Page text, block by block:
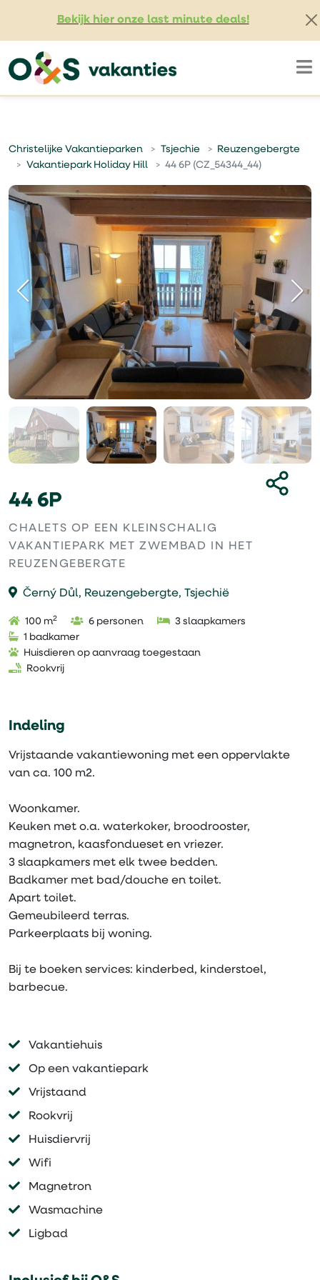
Bekijk hier onze last minute deals!
Christelijke Vakantieparken Tsjechie
Reuzengebergte
Vakantiepark Holiday Hill
44 6P (CZ_54344_44)
44 6P
CHALETS OP EEN KLEINSCHALIG
VAKANTIEPARK MET ZWEMBAD IN HET
REUZENGEBERGTE
Černý Důl, Reuzengebergte, Tsjechië
100 m2 6 personen
3 slaapkamers
1 badkamer
Huisdieren op aanvraag toegestaan
Rookvrij
Indeling
Vrijstaande vakantiewoning met een oppervlakte
van ca. 100 m2.
Woonkamer.
Keuken met o.a. waterkoker, broodrooster,
magnetron, kaasfondueset en vriezer.
3 slaapkamers met elk twee bedden.
Badkamer met bad/douche en toilet.
Apart toilet.
Gemeubileerd terras.
Parkeerplaats bij woning.
Bij te boeken services: kinderbed, kinderstoel,
barbecue.
Vakantiehuis
Op een vakantiepark
Vrijstaand
Rookvrij
Huisdiervrij
Wifi
Magnetron
Wasmachine
Ligbad